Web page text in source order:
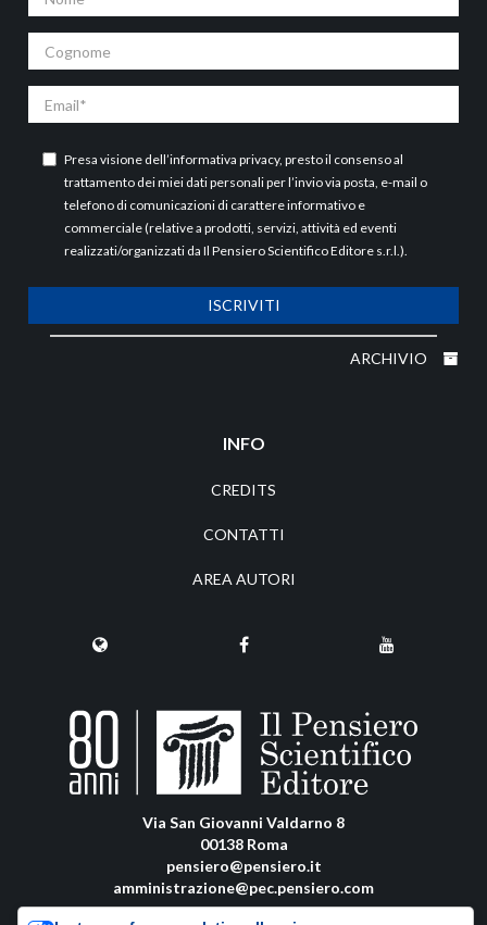
Cognome
Email
Presa visione dell’informativa privacy, presto il consenso al
trattamento dei miei dati personali per l’invio via posta, e-mail o
telefono di comunicazioni di carattere informativo e
commerciale (relative a prodotti, servizi, attività ed eventi
realizzati/organizzati da Il Pensiero Scientifico Editore s.r.l.).
ISCRIVITI
ARCHIVIO
INFO
CREDITS
CONTATTI
AREA AUTORI
Via San Giovanni Valdarno 8
00138 Roma
pensiero@pensiero.it
amministrazione@pec.pensiero.com